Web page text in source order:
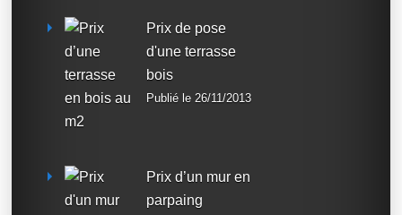
Prix de pose
d'une terrasse
bois
Publié le 26/11/2013
Prix d’un mur en
parpaing